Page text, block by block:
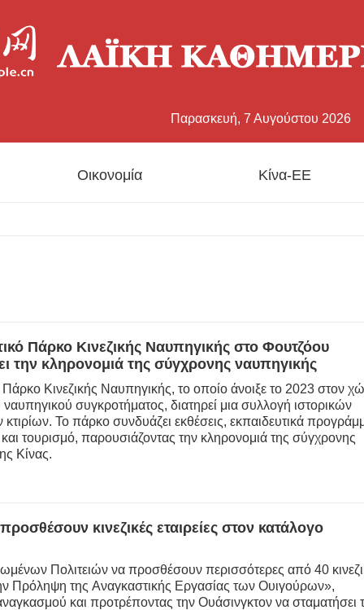
Παρασκευή, 7 Αυγούστου 2026
Οικονομία Κίνα-ΕΕ
Πάρκο Κινεζικής Ναυπηγικής στο Φουτζόου
την κληρονομιά της σύγχρονης ναυπηγικής
Πάρκο Κινεζικής Ναυπηγικής, το οποίο άνοιξε το 2023 στον
συγκροτήματος, διατηρεί μια συλλογή ιστορικών
κτιρίων. Το πάρκο συνδυάζει εκθέσεις, εκπαιδευτικά
τουρισμό, παρουσιάζοντας την κληρονομιά της σύγχρονης
Κίνας.
κινεζικές εταιρείες στον κατάλογο
Πολιτειών να προσθέσουν περισσότερες από 40
Πρόληψη της Αναγκαστικής Εργασίας των Ουιγούρων»,
και προτρέποντας την Ουάσινγκτον να σταματήσει